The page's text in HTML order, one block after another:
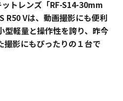
トレンズ「RF-S14-30mm
R50 Vは、動画撮影にも便利
型軽量と操作性を誇り、昨今
撮影にもぴったりの１台で